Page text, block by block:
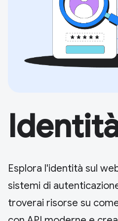
Esplora l'identità sul
sistemi di
troverai risorse su